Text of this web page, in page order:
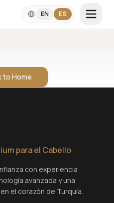
EN ES
afectan-al-trasplante-capilar
to Home
para el Cabello
con experiencia
avanzada y una
el corazón de Turquía.